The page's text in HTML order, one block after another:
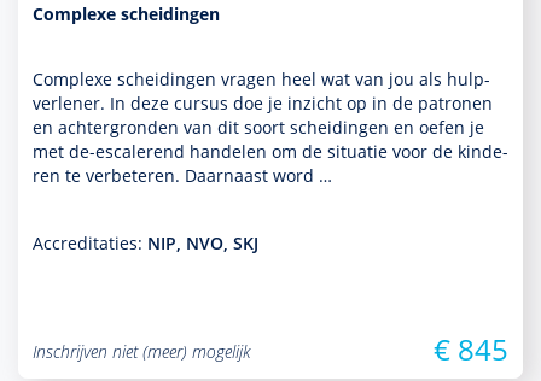
Complexe scheidingen
Complexe scheidingen vragen heel wat van jou als hulp­
ver­le­ner. In deze cursus doe je inzicht op in de patronen
en achter­gronden van dit soort scheidingen en oefen je
met de-escalerend han­delen om de situatie voor de kin­de­
ren te verbeteren. Daarnaast word …
Accreditaties: NIP, NVO, SKJ
Inschrijven niet (meer) mogelijk € 845